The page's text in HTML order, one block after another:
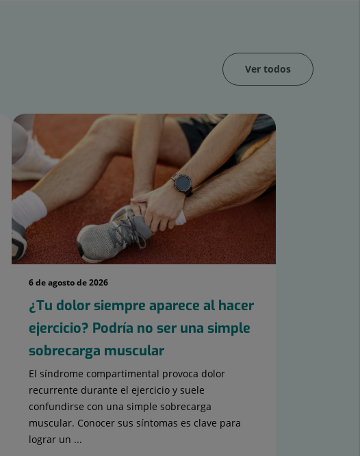
6 de agosto de 2026
¿Tu dolor siempre aparece al hacer
ejercicio? Podría no ser una simple
sobrecarga muscular
El síndrome compartimental provoca dolor
recurrente durante el ejercicio y suele
confundirse con una simple sobrecarga
muscular. Conocer sus síntomas es clave para
lograr un ...
Ver todos